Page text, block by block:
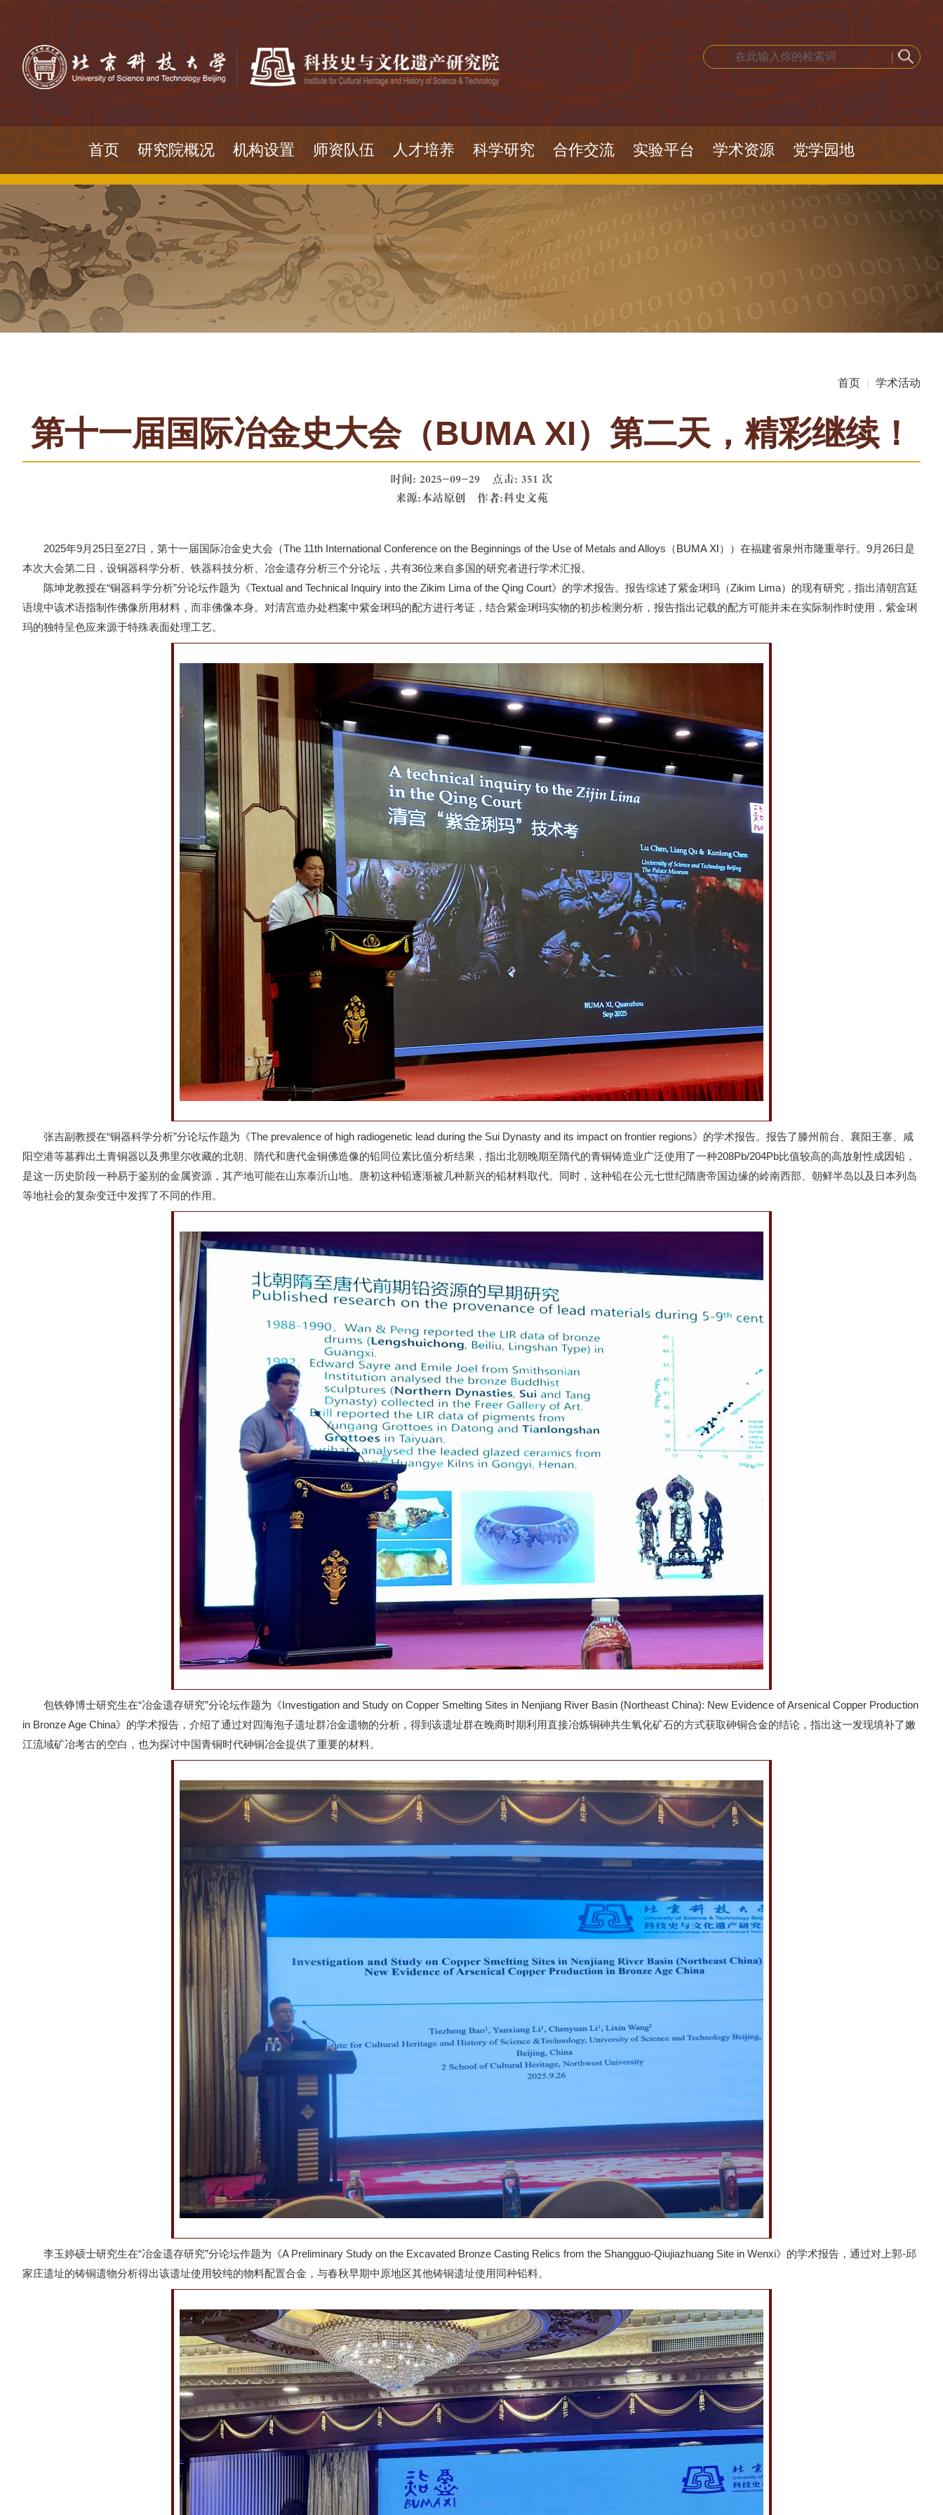
首页 研究院概况 机构设置 师资队伍 人才培养 科学研究 合作交流 实验平台 学术资源 党学园地
首页 | 学术活动
第十一届国际冶金史大会（BUMA XI）第二天，精彩继续！
时间: 2025-09-29 点击: 351 次
来源:本站原创
作者:科史文苑
2025年9月25日至27日，第十一届国际冶金史大会（The 11th International Conference on the Beginnings of the Use of Metals and Alloys（BUMA Ⅺ））在福建省泉州市隆重举行。9月26日是
本次大会第二日，设铜器科学分析、铁器科技分析、冶金遗存分析三个分论坛，共有36位来自多国的研究者进行学术汇报。
陈坤龙教授在“铜器科学分析”分论坛作题为《Textual and Technical Inquiry into the Zikim Lima of the Qing Court》的学术报告。报告综述了紫金琍玛（Zikim Lima）的现有研究，指出清朝宫廷
语境中该术语指制作佛像所用材料，而非佛像本身。对清宫造办处档案中紫金琍玛的配方进行考证，结合紫金琍玛实物的初步检测分析，报告指出记载的配方可能并未在实际制作时使用，紫金琍
玛的独特呈色应来源于特殊表面处理工艺。
张吉副教授在“铜器科学分析”分论坛作题为《The prevalence of high radiogenetic lead during the Sui Dynasty and its impact on frontier regions》的学术报告。报告了滕州前台、襄阳王寨、咸
阳空港等墓葬出土青铜器以及弗里尔收藏的北朝、隋代和唐代金铜佛造像的铅同位素比值分析结果，指出北朝晚期至隋代的青铜铸造业广泛使用了一种208Pb/204Pb比值较高的高放射性成因铅，
是这一历史阶段一种易于鉴别的金属资源，其产地可能在山东泰沂山地。唐初这种铅逐渐被几种新兴的铅材料取代。同时，这种铅在公元七世纪隋唐帝国边缘的岭南西部、朝鲜半岛以及日本列岛
等地社会的复杂变迁中发挥了不同的作用。
包铁铮博士研究生在“冶金遗存研究”分论坛作题为《Investigation and Study on Copper Smelting Sites in Nenjiang River Basin (Northeast China): New Evidence of Arsenical Copper Production
in Bronze Age China》的学术报告，介绍了通过对四海泡子遗址群冶金遗物的分析，得到该遗址群在晚商时期利用直接冶炼铜砷共生氧化矿石的方式获取砷铜合金的结论，指出这一发现填补了嫩
江流域矿冶考古的空白，也为探讨中国青铜时代砷铜冶金提供了重要的材料。
李玉婷硕士研究生在“冶金遗存研究”分论坛作题为《A Preliminary Study on the Excavated Bronze Casting Relics from the Shangguo-Qiujiazhuang Site in Wenxi》的学术报告，通过对上郭-邱
家庄遗址的铸铜遗物分析得出该遗址使用较纯的物料配置合金，与春秋早期中原地区其他铸铜遗址使用同种铅料。